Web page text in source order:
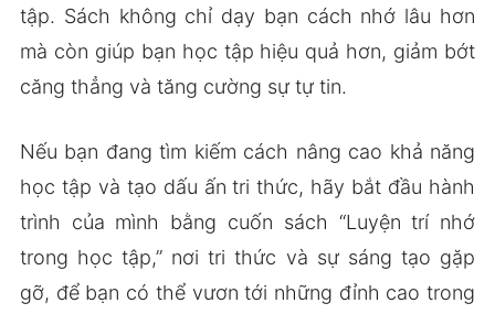
tập. Sách không chỉ dạy bạn cách nhớ lâu hơn
mà còn giúp bạn học tập hiệu quả hơn, giảm bớt
căng thẳng và tăng cường sự tự tin.
Nếu bạn đang tìm kiếm cách nâng cao khả năng
học tập và tạo dấu ấn tri thức, hãy bắt đầu hành
trình của mình bằng cuốn sách “Luyện trí nhớ
trong học tập,” nơi tri thức và sự sáng tạo gặp
gỡ, để bạn có thể vươn tới những đỉnh cao trong